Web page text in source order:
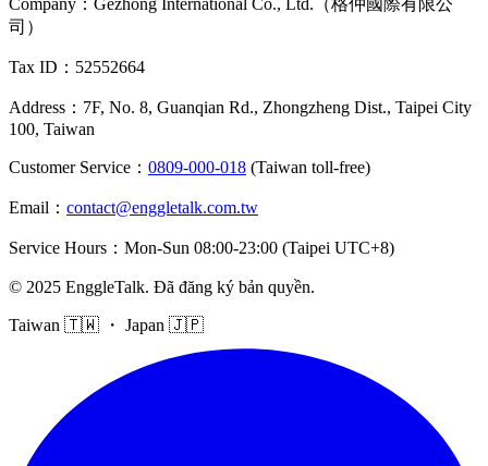
司）
Tax ID ：52552664
Address ： 7F, No. 8, Guanqian Rd., Zhongzheng Dist., Taipei City
100, Taiwan
Customer Service ： 0809-000-018 (Taiwan toll-free)
Email ： contact@enggletalk.com.tw
Service Hours ： Mon-Sun 08:00-23:00 (Taipei UTC+8)
© 2025 EnggleTalk. Đã đăng ký bản quyền.
Taiwan 🇹🇼 ・ Japan 🇯🇵